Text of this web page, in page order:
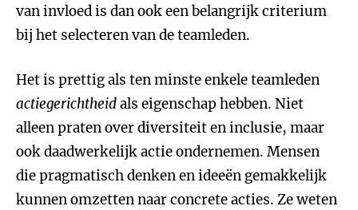
van invloed is dan ook een belangrijk criterium
bij het selecteren van de teamleden.
Het is prettig als ten minste enkele teamleden
actiegerichtheidals eigenschap hebben. Niet
alleen praten over diversiteit en inclusie, maar
ook daadwerkelijk actie ondernemen. Mensen
die pragmatisch denken en ideeën gemakkelijk
kunnen omzetten naar concrete acties. Ze weten